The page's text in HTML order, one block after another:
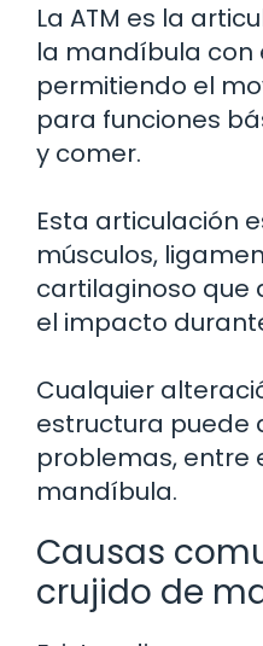
La ATM es la
la mandíbula con
permitiendo el
para funciones
y comer.
Esta articulación
músculos,
cartilaginoso que
el impacto
Cualquier
estructura puede
problemas, entre
mandíbula.
Causas
crujido de